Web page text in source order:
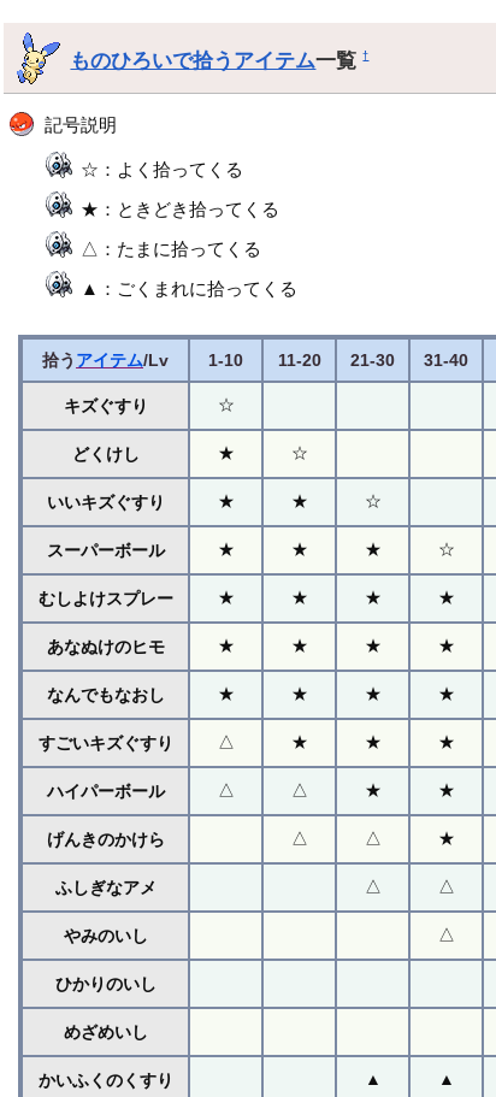
ものひろいで拾うアイテム一覧†
記号説明
☆：よく拾ってくる
★：ときどき拾ってくる
△：たまに拾ってくる
▲：ごくまれに拾ってくる
拾う アイテム/Lv 1-10 11-20 21-30 31-40
キズぐすり ☆
どくけし ★ ☆
いいキズぐすり ★ ★ ☆
スーパーボール ★ ★ ★ ☆
むしよけスプレー ★ ★ ★ ★
あなぬけのヒモ ★ ★ ★ ★
なんでもなおし ★ ★ ★ ★
すごいキズぐすり △ ★ ★ ★
ハイパーボール △ △ ★ ★
げんきのかけら △ △ ★
ふしぎなアメ △ △
やみのいし △
ひかりのいし
めざめいし
かいふくのくすり ▲ ▲